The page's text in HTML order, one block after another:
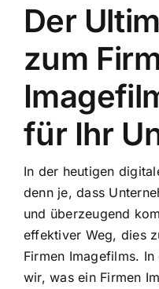
Der
zum
für Ihr
In der heutigen
denn je, dass
und überzeugend
effektiver Weg, dies
Firmen Imagefilms.
wir, was ein Firmen